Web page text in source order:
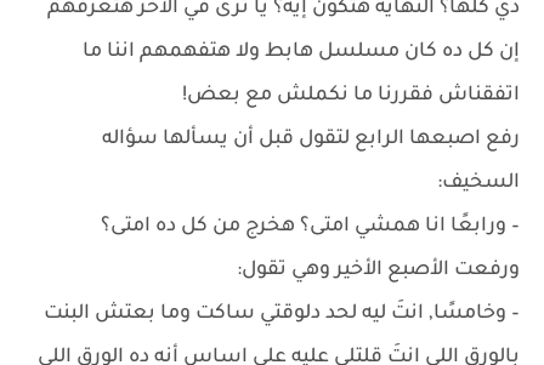
دي كلها؟ النهاية هتكون إيه؟ يا ترى في الآخر هتعرفهم
إن كل ده كان مسلسل هابط ولا هتفهمهم اننا ما
اتفقناش فقررنا ما نكملش مع بعض!
رفع اصبعها الرابع لتقول قبل أن يسألها سؤاله
السخيف:
– ورابعًا انا همشي امتى؟ هخرج من كل ده امتى؟
ورفعت الأصبع الأخير وهي تقول:
– وخامسًا, انتَ ليه لحد دلوقتي ساكت وما بعتش البنت
بالورق اللي انتَ قلتلي عليه على اساس أنه ده الورق اللي